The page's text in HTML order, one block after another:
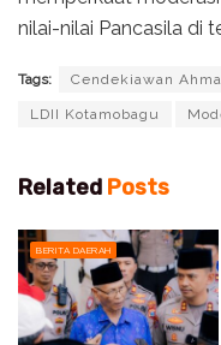
nilai-nilai Pancasila di
Tags: Cendekiawan
LDII Kotamobagu
Related Posts
BERITA DAERAH